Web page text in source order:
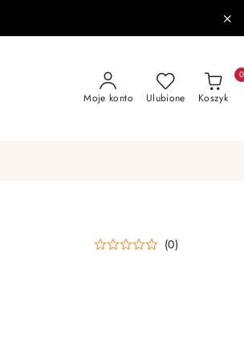
Moje konto Ulubione Koszyk
0
(0)